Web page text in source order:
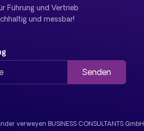
Führung und Vertrieb
und messbar!
Senden
verweyen BUSINESS CONSULTANTS GmbH